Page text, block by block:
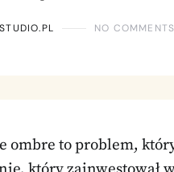
NO COMMENTS
ombre to problem,